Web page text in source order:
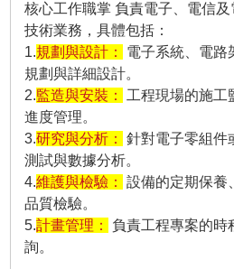
核心工作職掌 負責電子、電信
技術業務，具體包括：
1.規劃與設計：
電子系統、電路
規劃與詳細設計。
2.監造與安裝：
工程現場的施工
進度管理。
3.研究與分析：
針對電子零組件
測試與數據分析。
4.維護與檢驗：
設備的定期保養
品質檢驗。
5.計畫管理：
負責工程專案的時
詢。